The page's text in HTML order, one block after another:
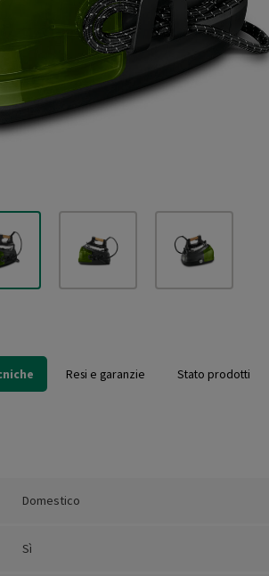
Resi e garanzie Stato prodotti
Domestico
Sì